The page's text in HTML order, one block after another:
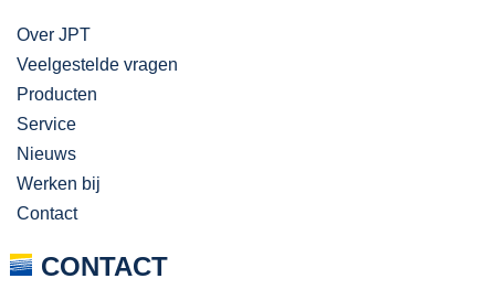
Over JPT
Veelgestelde vragen
Producten
Service
Nieuws
Werken bij
Contact
CONTACT